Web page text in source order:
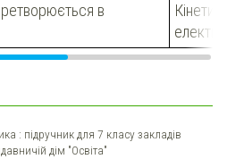
в
: підручник для 7 класу закладів
дім "Освіта"